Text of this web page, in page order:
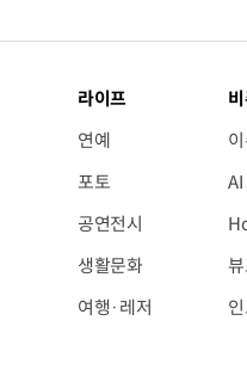
라이프
연예
포토
공연전시
생활문화
여행·레저